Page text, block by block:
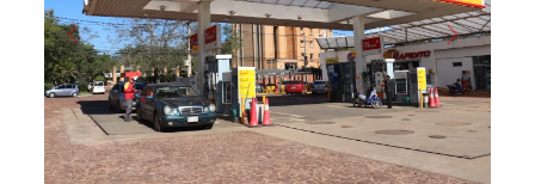
Previous Next